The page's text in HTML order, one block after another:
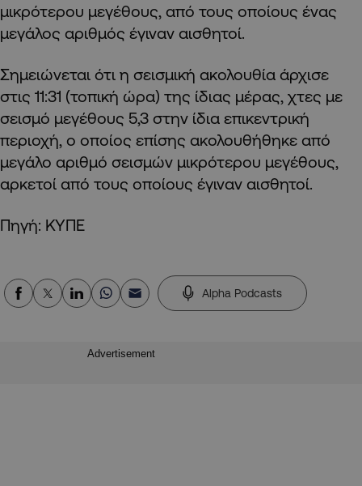
μικρότερου μεγέθους, από τους οποίους ένας
μεγάλος αριθμός έγιναν αισθητοί.
Σημειώνεται ότι η σεισμική ακολουθία άρχισε
στις 11:31 (τοπική ώρα) της ίδιας μέρας, χτες με
σεισμό μεγέθους 5,3 στην ίδια επικεντρική
περιοχή, ο οποίος επίσης ακολουθήθηκε από
μεγάλο αριθμό σεισμών μικρότερου μεγέθους,
αρκετοί από τους οποίους έγιναν αισθητοί.
Πηγή: ΚΥΠΕ
Alpha Podcasts
Advertisement